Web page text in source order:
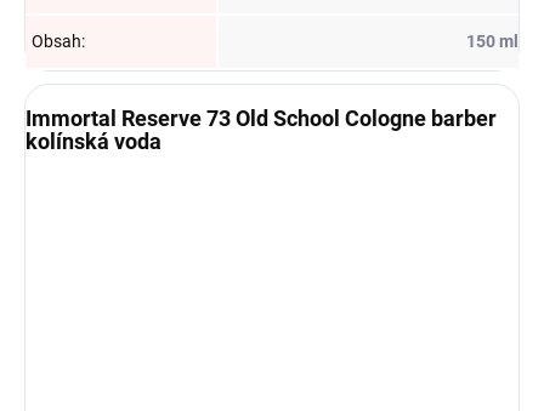
Obsah: 150 ml
Immortal Reserve 73 Old School Cologne barber
kolínská voda